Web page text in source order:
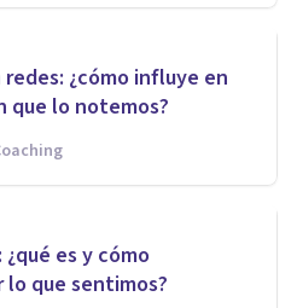
¿cómo influye en
que lo notemos?
es y cómo
lo que sentimos?